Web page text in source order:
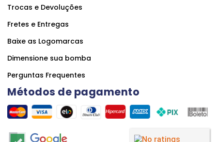
Trocas e Devoluções
Fretes e Entregas
Baixe as Logomarcas
Dimensione sua bomba
Perguntas Frequentes
Métodos de pagamento